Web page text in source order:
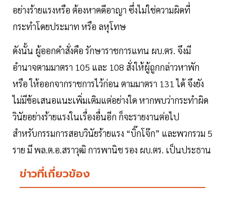
อย่างร้ายแรงหรือ ต้องหาคดีอาญา ซึ่งไม่ใช่ความผิดที่
กระทำโดยประมาท หรือ ลหุโทษ
ดังนั้น ผู้ออกคำสั่งคือ รักษาราชการแทน ผบ.ตร. จึงมี
อำนาจตามมาตรา 105 และ 108 สั่งให้ผู้ถูกกล่าวหาพัก
หรือ ให้ออกจากราชการไว้ก่อน ตามมาตรา 131 ได้ จึงยัง
ไม่มีข้อเสนอแนะเพิ่มเติมแต่อย่างใด หากพบว่ากระทำผิด
วินัยอย่างร้ายแรงในเรื่องอื่นอีก ก็จะรายงานต่อไป
สำหรับกรรมการสอบวินัยร้ายแรง “บิ๊กโจ๊ก” และพวกรวม 5
ราย มี พล.ต.อ.สราวุฒิ การพานิช รอง ผบ.ตร. เป็นประธาน
ข่าวที่เกี่ยวข้อง